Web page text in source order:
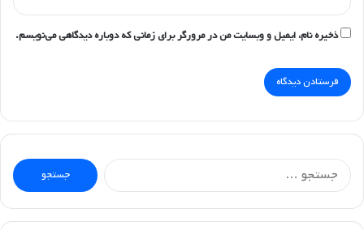
ذخیره نام، ایمیل و وبسایت من در مرورگر برای زمانی که دوباره دیدگاهی می‌نویسم.
جستجو
برای: